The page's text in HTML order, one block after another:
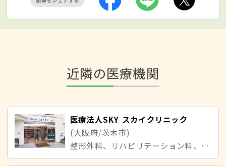
近隣の医療機関
医療法人SKY スカイクリニック
(大阪府/茨木市)
整形外科、リハビリテーション科、リウマチ科、消化器内科